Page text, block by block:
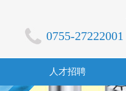
0755-27222001
人才招聘